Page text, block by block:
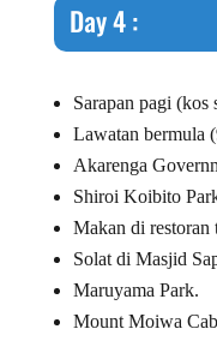
Day 4 :
Sarapan pagi (kos
Lawatan bermula
Akarenga
Shiroi Koibito
Makan di restoran
Solat di Masjid
Maruyama Park.
Mount Moiwa